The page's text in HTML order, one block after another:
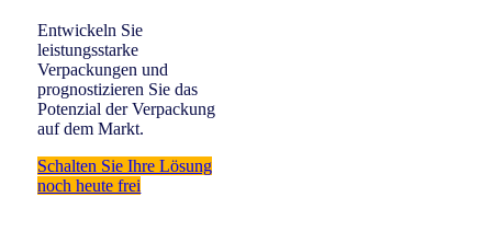
Entwickeln Sie
leistungsstarke
Verpackungen und
prognostizieren Sie das
Potenzial der Verpackung
auf dem Markt.
Schalten Sie Ihre Lösung
noch heute frei